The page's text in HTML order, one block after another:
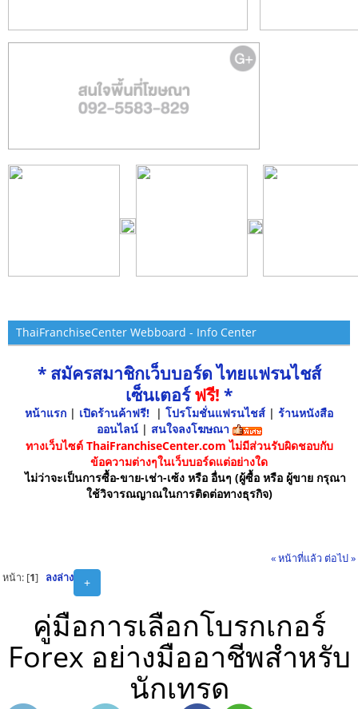
ThaiFranchiseCenter Webboard - Info Center
* สมัครสมาชิกเว็บบอร์ด ไทยแฟรนไชส์
เซ็นเตอร์ฟรี! *
หน้าแรก | เปิดร้านค้าฟรี! | โปรโมชั่นแฟรนไชส์ | ร้านหนังสือ
ออนไลน์ | สนใจลงโฆษณา
ทางเว็บไซต์ ThaiFranchiseCenter.com ไม่มีส่วนรับผิดชอบกับ
ข้อความต่างๆในเว็บบอร์ดแต่อย่างใด
ไม่ว่าจะเป็นการซื้อ-ขาย-เช่า-เซ้ง หรือ อื่นๆ (ผู้ซื้อ หรือ ผู้ขาย กรุณา
ใช้วิจารณญาณในการติดต่อทางธุรกิจ)
« หน้าที่แล้ว ต่อไป »
+
หน้า: [1] ลงล่าง
คู่มือการเลือกโบรกเกอร์
Forex อย่างมืออาชีพสำหรับ
นักเทรด